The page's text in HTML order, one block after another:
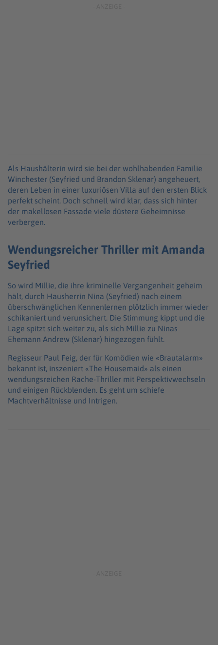
Als Haushälterin wird sie bei der wohlhabenden Familie
Winchester (Seyfried und Brandon Sklenar) angeheuert,
deren Leben in einer luxuriösen Villa auf den ersten Blick
perfekt scheint. Doch schnell wird klar, dass sich hinter
der makellosen Fassade viele düstere Geheimnisse
verbergen.
Wendungsreicher Thriller mit Amanda
Seyfried
So wird Millie, die ihre kriminelle Vergangenheit geheim
hält, durch Hausherrin Nina (Seyfried) nach einem
überschwänglichen Kennenlernen plötzlich immer wieder
schikaniert und verunsichert. Die Stimmung kippt und die
Lage spitzt sich weiter zu, als sich Millie zu Ninas
Ehemann Andrew (Sklenar) hingezogen fühlt.
Regisseur Paul Feig, der für Komödien wie «Brautalarm»
bekannt ist, inszeniert «The Housemaid» als einen
wendungsreichen Rache-Thriller mit Perspektivwechseln
und einigen Rückblenden. Es geht um schiefe
Machtverhältnisse und Intrigen.